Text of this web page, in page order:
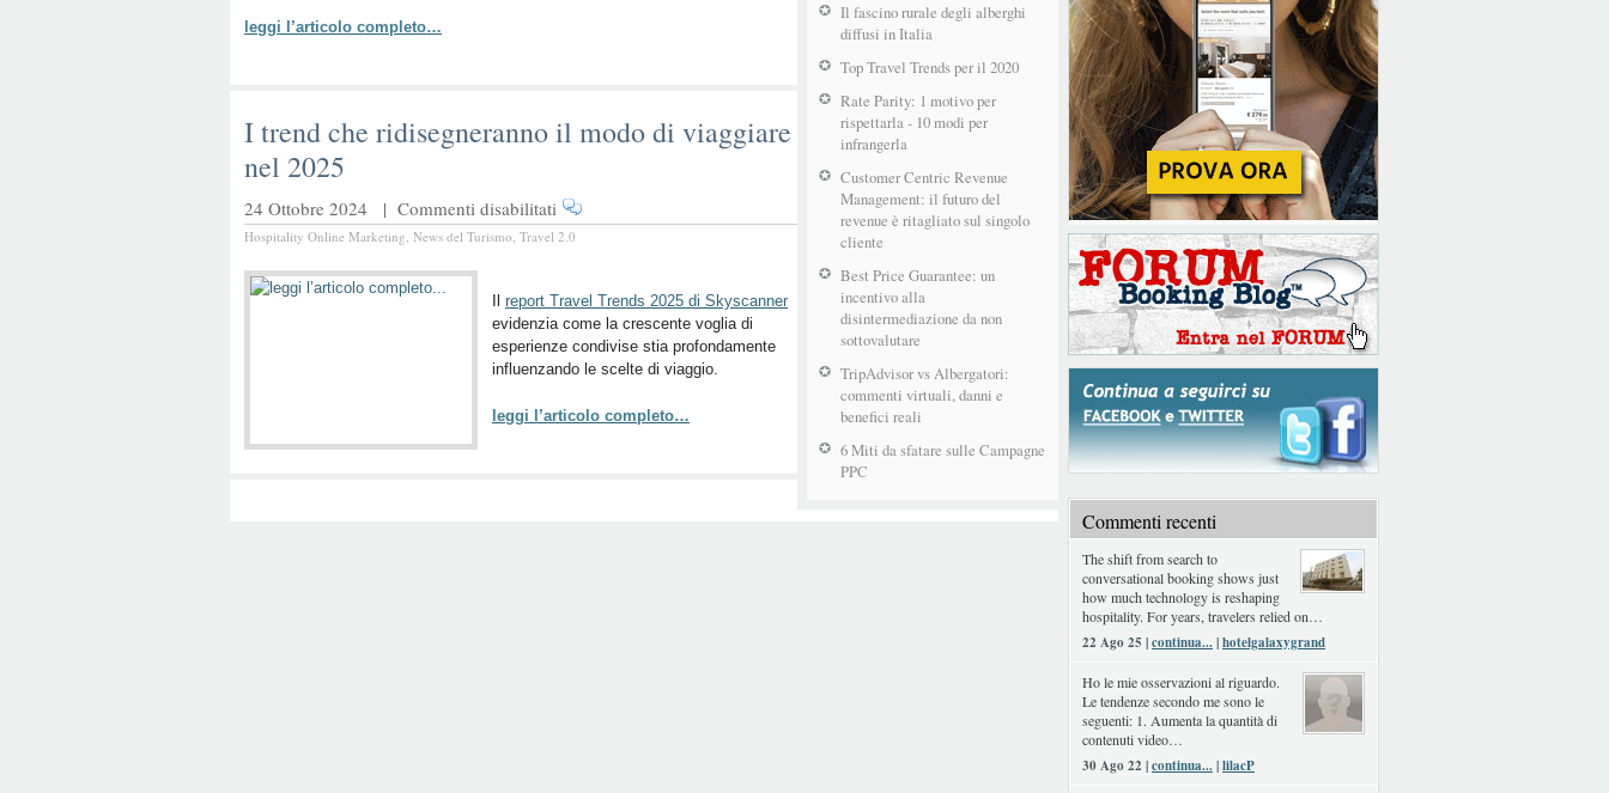
Il fascino rurale degli alberghi
diffusi in Italia
Top Travel Trends per il 2020
Rate Parity: 1 motivo per
rispettarla - 10 modi per
infrangerla
Customer Centric Revenue
Management: il futuro del
revenue è ritagliato sul singolo
cliente
Best Price Guarantee: un
incentivo alla
disintermediazione da non
sottovalutare
TripAdvisor vs Albergatori:
commenti virtuali, danni e
benefici reali
6 Miti da sfatare sulle Campagne
PPC
leggi l’articolo completo…
I trend che ridisegneranno il modo di viaggiare
nel 2025
24 Ottobre 2024 | Commenti disabilitati su
I
ridisegneranno
il
modo
di
nel
Hospitality Online Marketing, News del Turismo, Travel 2.0
report Travel Trends 2025 di Skyscanner
evidenzia come la crescente voglia di
esperienze condivise stia profondamente
influenzando le scelte di viaggio.
leggi l’articolo completo…
Commenti recenti
The shift from search to
conversational booking shows just
how much technology is reshaping
hospitality. For years, travelers relied on…
22 Ago 25 |continua...|hotelgalaxygrand
Ho le mie osservazioni al riguardo.
Le tendenze secondo me sono le
seguenti: 1. Aumenta la quantità di
contenuti video…
30 Ago 22 |continua...|lilacP